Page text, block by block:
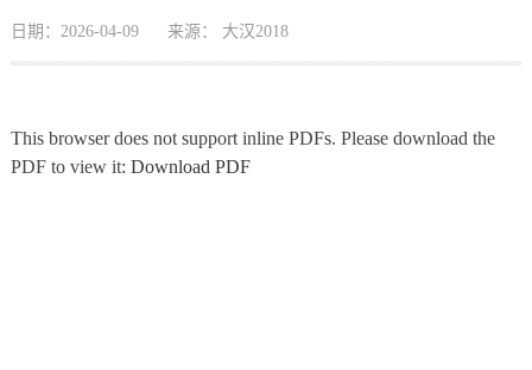
日期：2026-04-09 来源： 大汉2018
This browser does not support inline PDFs. Please download the
PDF to view it: Download PDF